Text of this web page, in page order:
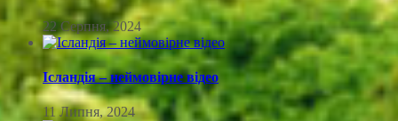
22 Серпня, 2024
Ісландія – неймовірне відео
11 Липня, 2024